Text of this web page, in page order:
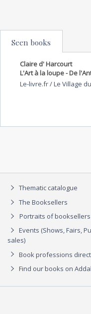
Seen books
Claire d' Harcourt
L'Art à la loupe - De
Le-livre.fr / Le Village
Thematic catalogue
The Booksellers
Portraits of booksellers
Events (Shows, Fairs,
sales)
Book professions
Find our books on